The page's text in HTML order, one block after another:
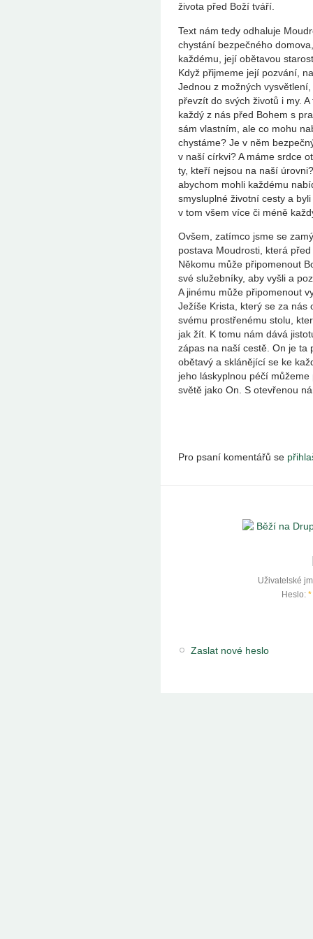
života před Boží tváří.
Text nám tedy odhaluje
chystání bezpečného
každému, její obětavou
Když přijmeme její pozvání,
Jednou z možných
převzít do svých životů i my.
každý z nás před Bohem s
sám vlastním, ale co mohu
chystáme? Je v něm
v naší církvi? A máme srdce
ty, kteří nejsou na naší
abychom mohli každému
smysluplné životní cesty a
v tom všem více či méně
Ovšem, zatímco jsme se
postava Moudrosti, která
Někomu může připomenout
své služebníky, aby vyšli a
A jinému může připomenout
Ježíše Krista, který se za nás
svému prostřenému stolu,
jak žít. K tomu nám dává
zápas na naší cestě. On je ta
obětavý a sklánějící se ke
jeho láskyplnou péčí
světě jako On. S otevřenou
Pro psaní komentářů se
Uživatelské
Heslo: *
Zaslat nové heslo